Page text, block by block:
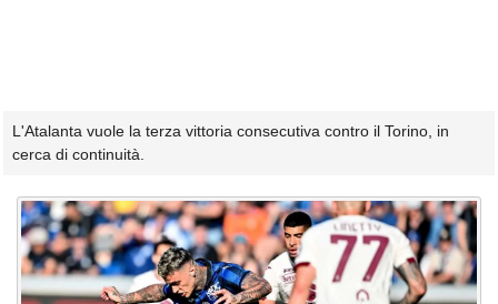
L'Atalanta vuole la terza vittoria consecutiva contro il Torino, in
cerca di continuità.